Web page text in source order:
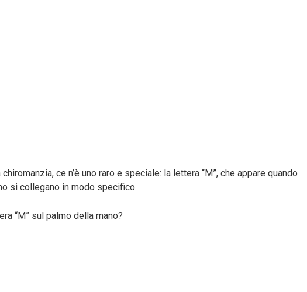
ce n’è uno raro e speciale: la lettera “M”, che appare quando
si collegano in modo specifico.
“M” sul palmo della mano?